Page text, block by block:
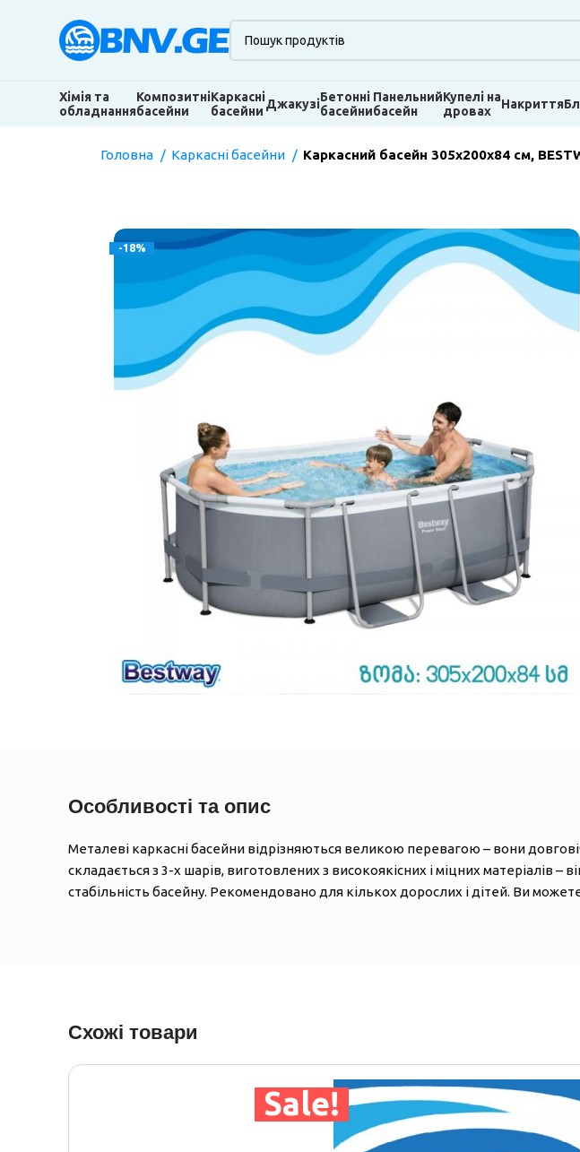
Хімія та
обладнання
Композитні
басейни
Каркасні
басейни ДжакузіБетонні
басейни
Панельний
басейн
Купелі на
дровах
Накриття
Головна Каркасні басейни Каркасний басейн 305х200х84 см,
-18%
Особливості та опис
Металеві каркасні басейни відрізняються великою перевагою – вони
складається з 3-х шарів, виготовлених з високоякісних і міцних матеріалів –
стабільність басейну. Рекомендовано для кількох дорослих і дітей. Ви
Схожі товари
Sale!